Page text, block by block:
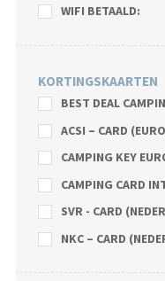
WIFI BETAALD:
KORTINGSKAARTEN
BEST DEAL
ACSI – CARD
CAMPING KEY
CAMPING CARD
SVR - CARD
NKC – CARD